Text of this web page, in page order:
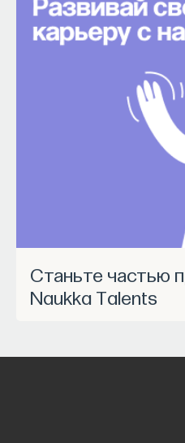
Станьте частью программы
Naukka Talents